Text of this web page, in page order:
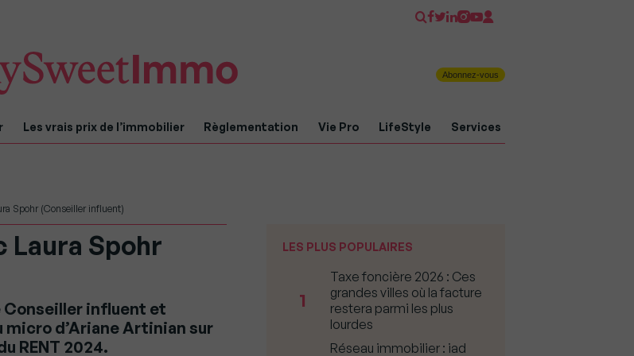
Abonnez-vous
Les vrais prix de l’immobilier Règlementation Vie Pro LifeStyle Services
Spohr (Conseiller influent)
Laura Spohr
Conseiller influent et
micro d’Ariane Artinian sur
RENT 2024.
LES PLUS POPULAIRES
1
Taxe foncière 2026 : Ces
grandes villes où la facture
restera parmi les plus
lourdes
Réseau immobilier : iad